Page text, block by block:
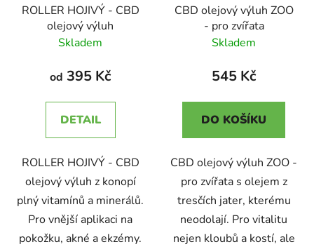
ROLLER HOJIVÝ - CBD
olejový výluh
Skladem
od 395 Kč
DETAIL
ROLLER HOJIVÝ - CBD
olejový výluh z konopí
plný vitamínů a minerálů.
Pro vnější aplikaci na
pokožku, akné a ekzémy.
CBD olejový výluh ZOO
- pro zvířata
Skladem
545 Kč
DO KOŠÍKU
CBD olejový výluh ZOO -
pro zvířata s olejem z
tresčích jater, kterému
neodolají. Pro vitalitu
nejen kloubů a kostí, ale